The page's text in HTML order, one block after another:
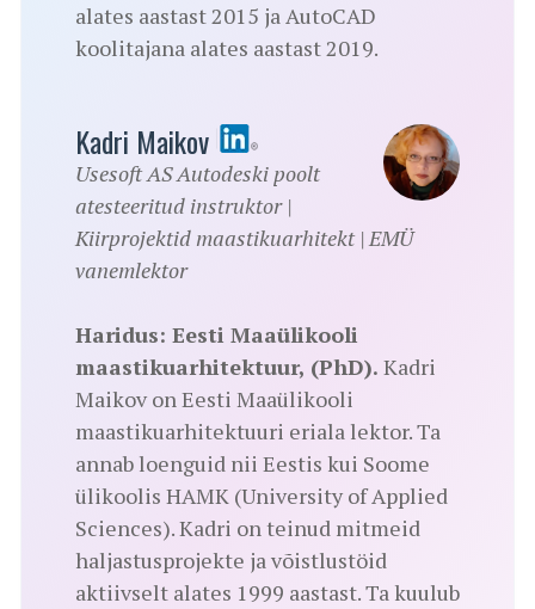
alates aastast 2015 ja AutoCAD
koolitajana alates aastast 2019.
Kadri Maikov
Usesoft AS Autodeski poolt
atesteeritud instruktor |
Kiirprojektid maastikuarhitekt | EMÜ
vanemlektor
Haridus: Eesti Maaülikooli
maastikuarhitektuur, (PhD). Kadri
Maikov on Eesti Maaülikooli
maastikuarhitektuuri eriala lektor. Ta
annab loenguid nii Eestis kui Soome
ülikoolis HAMK (University of Applied
Sciences). Kadri on teinud mitmeid
haljastusprojekte ja võistlustöid
aktiivselt alates 1999 aastast. Ta kuulub